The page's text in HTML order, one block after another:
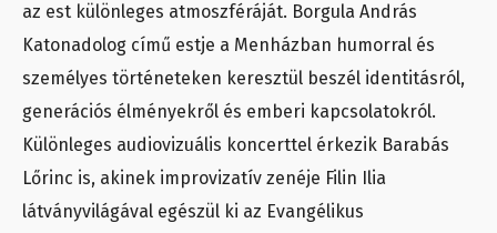
az est különleges atmoszféráját. Borgula András
Katonadolog című estje a Menházban humorral és
személyes történeteken keresztül beszél identitásról,
generációs élményekről és emberi kapcsolatokról.
Különleges audiovizuális koncerttel érkezik Barabás
Lőrinc is, akinek improvizatív zenéje Filin Ilia
látványvilágával egészül ki az Evangélikus